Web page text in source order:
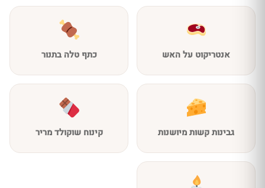
אנטריקוט על האש כתף טלה בתנור
גבינות קשות מיושנות קינוח שוקולד מריר